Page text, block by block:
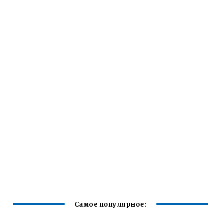
Самое популярное: